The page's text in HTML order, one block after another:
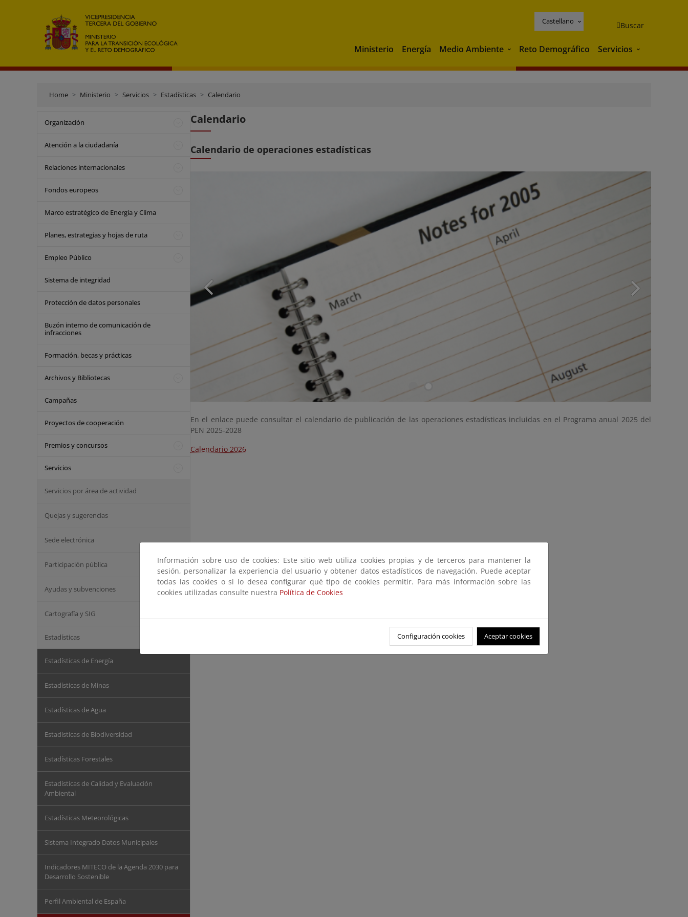
Castellano Buscar
Ministerio Energía Medio Ambiente Medio Ambiente
Reto Demográfico Servicios Servicios
Home Ministerio Servicios Estadísticas Calendario
Organización
Atención a la ciudadanía
Relaciones internacionales
Fondos europeos
Marco estratégico de Energía y Clima
Planes, estrategias y hojas de ruta
Empleo Público
Sistema de integridad
Protección de datos personales
Buzón interno de comunicación de
infracciones
Formación, becas y prácticas
Archivos y Bibliotecas
Campañas
Proyectos de cooperación
Premios y concursos
Servicios
Servicios por área de actividad
Quejas y sugerencias
Sede electrónica
Participación pública
Ayudas y subvenciones
Cartografía y SIG
Estadísticas
Estadísticas de Energía
Estadísticas de Minas
Estadísticas de Agua
Estadísticas de Biodiversidad
Estadísticas Forestales
Estadísticas de Calidad y Evaluación
Ambiental
Estadísticas Meteorológicas
Sistema Integrado Datos Municipales
Indicadores MITECO de la Agenda 2030 para
Desarrollo Sostenible
Perfil Ambiental de España
Calendario
Calendario de operaciones estadísticas
En el enlace puede consultar el calendario de publicación de las operaciones estadísticas incluidas en el Programa anual 2025 del
PEN 2025-2028
Calendario 2026
Información sobre uso de cookies: Este sitio web utiliza cookies propias y de terceros para mantener la
sesión, personalizar la experiencia del usuario y obtener datos estadísticos de navegación. Puede aceptar
todas las cookies o si lo desea configurar qué tipo de cookies permitir. Para más información sobre las
cookies utilizadas consulte nuestra Política de Cookies
Configuración cookies Aceptar cookies